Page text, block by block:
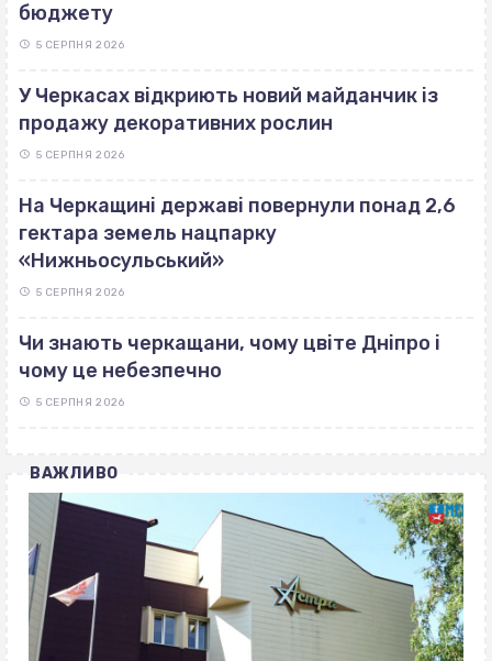
бюджету
5 СЕРПНЯ 2026
У Черкасах відкриють новий майданчик із
продажу декоративних рослин
5 СЕРПНЯ 2026
На Черкащині державі повернули понад 2,6
гектара земель нацпарку
«Нижньосульський»
5 СЕРПНЯ 2026
Чи знають черкащани, чому цвіте Дніпро і
чому це небезпечно
5 СЕРПНЯ 2026
ВАЖЛИВО